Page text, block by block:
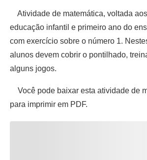
Atividade de matemática, voltada
educação infantil e primeiro ano do
com exercício sobre o número 1.
alunos devem cobrir o pontilhado,
alguns jogos.
Você pode baixar esta atividade de
para imprimir em PDF.